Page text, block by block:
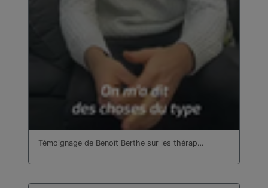
Témoignage de Benoît Berthe sur les thérap…